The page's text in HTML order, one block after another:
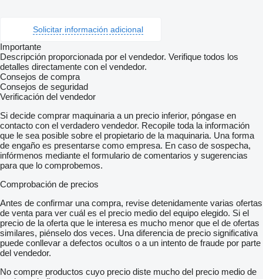
Solicitar información adicional
Importante
Descripción proporcionada por el vendedor. Verifique todos los
detalles directamente con el vendedor.
Consejos de compra
Consejos de seguridad
Verificación del vendedor
Si decide comprar maquinaria a un precio inferior, póngase en
contacto con el verdadero vendedor. Recopile toda la información
que le sea posible sobre el propietario de la maquinaria. Una forma
de engaño es presentarse como empresa. En caso de sospecha,
infórmenos mediante el formulario de comentarios y sugerencias
para que lo comprobemos.
Comprobación de precios
Antes de confirmar una compra, revise detenidamente varias ofertas
de venta para ver cuál es el precio medio del equipo elegido. Si el
precio de la oferta que le interesa es mucho menor que el de ofertas
similares, piénselo dos veces. Una diferencia de precio significativa
puede conllevar a defectos ocultos o a un intento de fraude por parte
del vendedor.
No compre productos cuyo precio diste mucho del precio medio de